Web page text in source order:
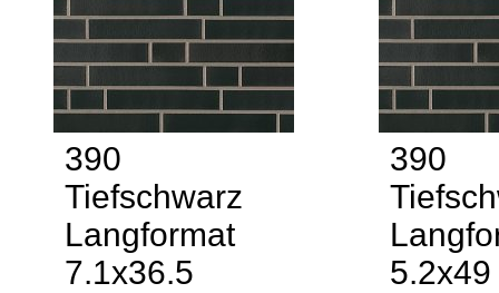
390
Tiefschwarz
Langformat
7.1x36.5
390
5.2x49